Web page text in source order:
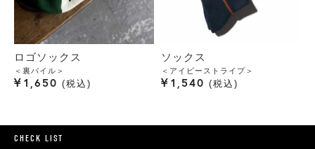
ロゴソックス
＜裏パイル＞
¥ 1,650 税込
ソックス
＜アイビーストライプ＞
¥ 1,540 税込
CHECK LIST